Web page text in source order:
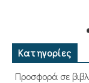
Κατηγορίες
Προσφορά σε